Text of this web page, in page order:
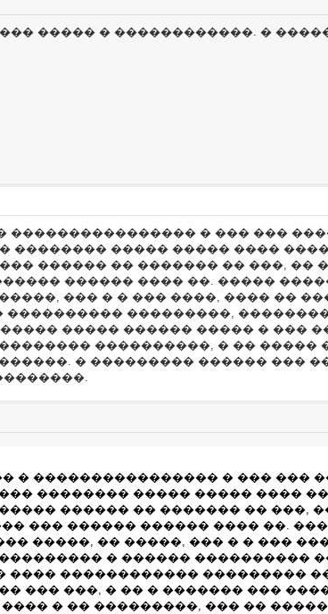
����� � ������������. �
� ��� ���
�������� ����� ����� ����
������ �� ������� �� ���, ��
������ ���� ��. �����
��� � � ��� ����, ���� ��
���������,
����� ������ ����� � ���
����������, � �� �����
� ��������� ������ ���
���������������� � ��� ���
�������� ����� ����� ����
������ �� ������� �� ���,
��� ������ ������ ���� ��.
�����, �� �����, ��� � � ���
� ������ ����������
���� ������������ ���������
��� ���, � �� � ������� ���
� �� ���������, ��� ��